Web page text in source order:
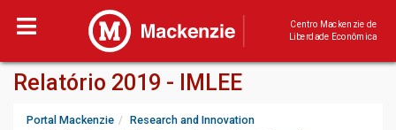
Centro Mackenzie de
Liberdade Econômica
Relatório 2019 - IMLEE
Portal Mackenzie
Research and Innovation